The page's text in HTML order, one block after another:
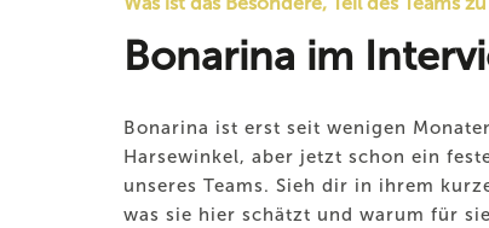
Bonarina im
Bonarina ist erst seit wenigen
Harsewinkel, aber jetzt schon ein
unseres Teams. Sieh dir in ihrem
was sie hier schätzt und warum für